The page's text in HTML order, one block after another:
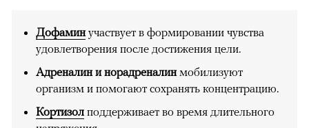
Дофаминучаствует в формировании чувства
удовлетворения после достижения цели.
Адреналин и норадреналинмобилизуют
организм и помогают сохранять концентрацию.
Кортизол поддерживает во время длительного